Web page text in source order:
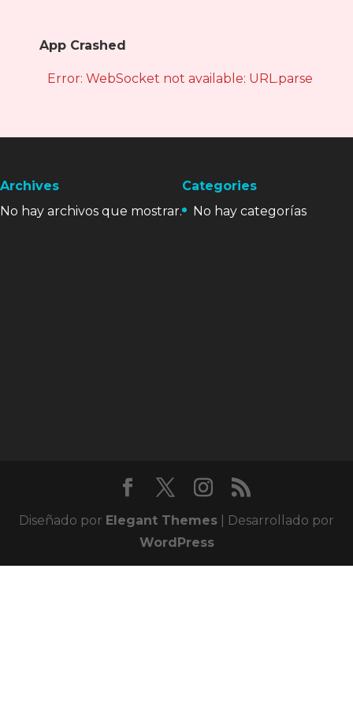
App Crashed
Error: WebSocket not available: URL.parse is
Archives
No hay archivos que mostrar.
Categories
No hay categorías
Diseñado por Elegant Themes | Desarrollado por
WordPress